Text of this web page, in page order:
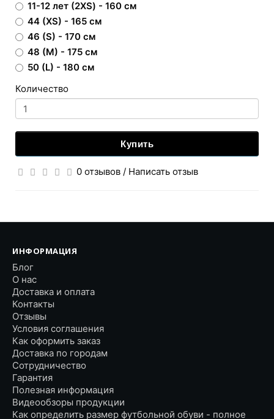
11-12 лет (2XS) - 160 см
44 (XS) - 165 см
46 (S) - 170 см
48 (M) - 175 см
50 (L) - 180 см
Количество
Купить
0 отзывов / Написать отзыв
ИНФОРМАЦИЯ
Блог
О нас
Доставка и оплата
Контакты
Отзывы
Условия соглашения
Как оформить заказ
Доставка по городам
Сотрудничество
Гарантия
Полезная информация
Видеообзоры продукции
Как определить размер футбольной обуви - полное